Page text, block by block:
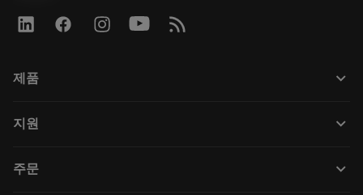
제품 keyboard_arrow_down
Tüm yazılımlar
Rekondisyonlama
지원 keyboard_arrow_down
Distribütörler ve uzmanlar
주문 keyboard_arrow_down